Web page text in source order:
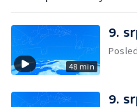
48 min
9.
9.